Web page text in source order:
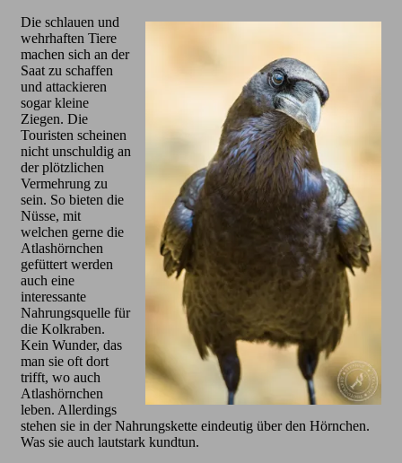
Die schlauen und
wehrhaften Tiere
machen sich an der
Saat zu schaffen
und attackieren
sogar kleine
Ziegen. Die
Touristen scheinen
nicht unschuldig an
der plötzlichen
Vermehrung zu
sein. So bieten die
Nüsse, mit
welchen gerne die
Atlashörnchen
gefüttert werden
auch eine
interessante
Nahrungsquelle für
die Kolkraben.
Kein Wunder, das
man sie oft dort
trifft, wo auch
Atlashörnchen
leben. Allerdings
stehen sie in der Nahrungskette eindeutig über den Hörnchen.
Was sie auch lautstark kundtun.